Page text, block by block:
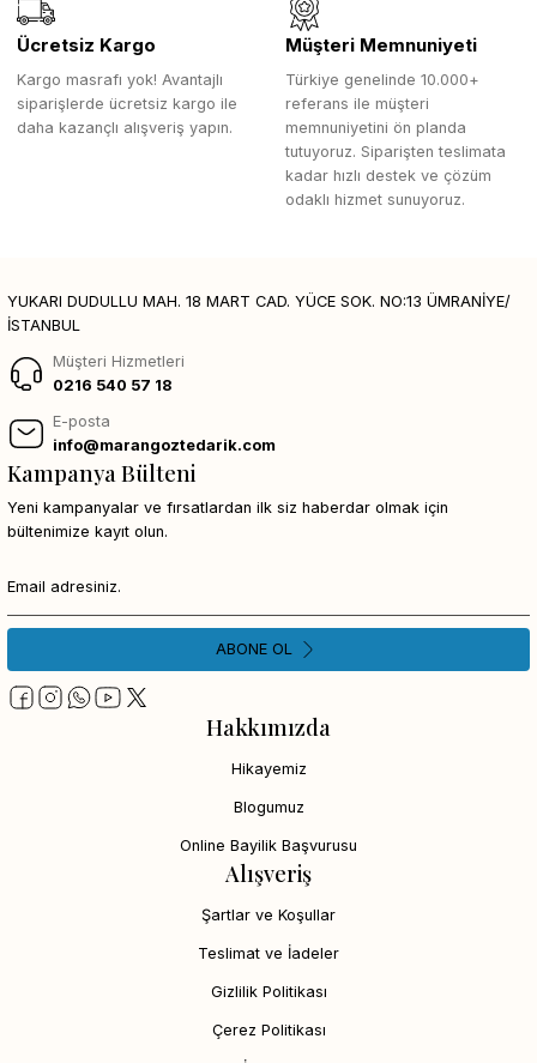
Ücretsiz Kargo
Kargo masrafı yok! Avantajlı
siparişlerde ücretsiz kargo ile
daha kazançlı alışveriş yapın.
Müşteri Memnuniyeti
Türkiye genelinde 10.000+
referans ile müşteri
memnuniyetini ön planda
tutuyoruz. Siparişten teslimata
kadar hızlı destek ve çözüm
odaklı hizmet sunuyoruz.
YUKARI DUDULLU MAH. 18 MART CAD. YÜCE SOK. NO:13 ÜMRANİYE/
İSTANBUL
Müşteri Hizmetleri
0216 540 57 18
E-posta
info@marangoztedarik.com
Hakkımızda
Hikayemiz
Blogumuz
Online Bayilik Başvurusu
Alışveriş
Şartlar ve Koşullar
Teslimat ve İadeler
Gizlilik Politikası
Çerez Politikası
Kampanya Bülteni
Yeni kampanyalar ve fırsatlardan ilk siz haberdar olmak için
bültenimize kayıt olun.
ABONE OL